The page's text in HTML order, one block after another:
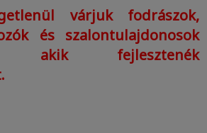
várjuk fodrászok,
és szalontulajdonosok
akik fejlesztenék